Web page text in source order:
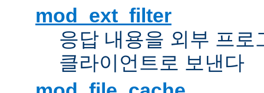
mod_ext_filter
응답 내용을 외부 프로
클라이언트로 보낸다